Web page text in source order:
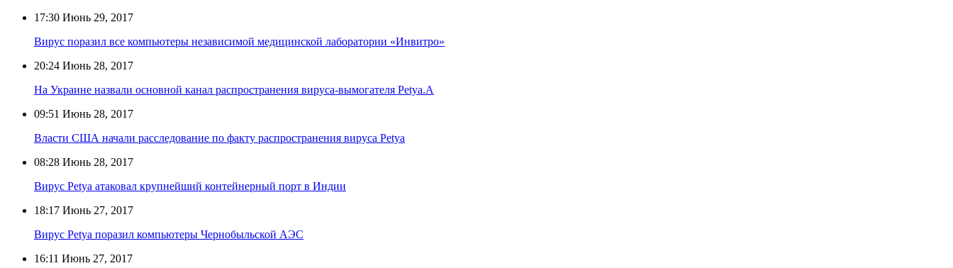
17:30 Июнь 29, 2017
Вирус поразил все компьютеры независимой медицинской лаборатории «Инвитро»
20:24 Июнь 28, 2017
На Украине назвали основной канал распространения вируса-вымогателя Petya.А
09:51 Июнь 28, 2017
Власти США начали расследование по факту распространения вируса Petya
08:28 Июнь 28, 2017
Вирус Petya атаковал крупнейший контейнерный порт в Индии
18:17 Июнь 27, 2017
Вирус Petya поразил компьютеры Чернобыльской АЭС
16:11 Июнь 27, 2017